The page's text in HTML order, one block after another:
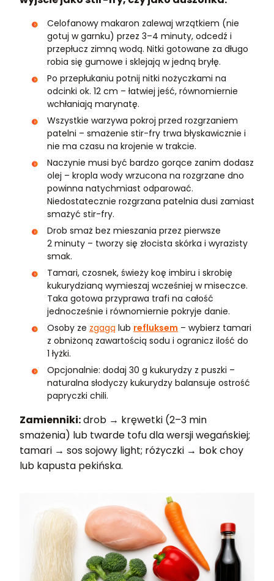
Celofanowy makaron zalewaj wrzątkiem (nie
gotuj w garnku) przez 3–4 minuty, odcedź i
przepłucz zimną wodą. Nitki gotowane za długo
robia się gumowe i sklejają w jedną bryłę.
Po przepłukaniu potnij nitki nożyczkami na
odcinki ok. 12 cm – łatwiej jeść, równomiernie
wchłaniają marynatę.
Wszystkie warzywa pokroj przed rozgrzaniem
patelni – smażenie stir-fry trwa błyskawicznie i
nie ma czasu na krojenie w trakcie.
Naczynie musi być bardzo gorące zanim dodasz
olej – kropla wody wrzucona na rozgrzane dno
powinna natychmiast odparować.
Niedostatecznie rozgrzana patelnia dusi zamiast
smażyć stir-fry.
Drob smaż bez mieszania przez pierwsze
2 minuty – tworzy się złocista skórka i wyrazisty
smak.
Tamari, czosnek, świeży koę imbiru i skrobię
kukurydzianą wymieszaj wcześniej w miseczce.
Taka gotowa przyprawa trafi na całość
jednocześnie i równomiernie pokryje danie.
Osoby ze zgagą lub refluksem – wybierz tamari
z obniżoną zawartością sodu i ogranicz ilość do
1 łyżki.
Opcjonalnie: dodaj 30 g kukurydzy z puszki –
naturalna słodyczy kukurydzy balansuje ostrość
papryczki chili.
Zamienniki:drob → kręwetki (2–3 min
smażenia) lub twarde tofu dla wersji wegańskiej;
tamari → sos sojowy light; różyczki → bok choy
lub kapusta pekińska.